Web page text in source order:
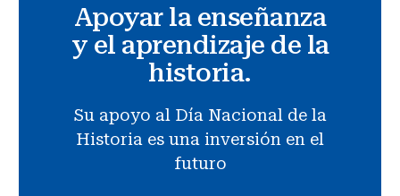
Apoyar la enseñanza
y el aprendizaje de la
historia.
Su apoyo al Día Nacional de la
Historia es una inversión en el
futuro